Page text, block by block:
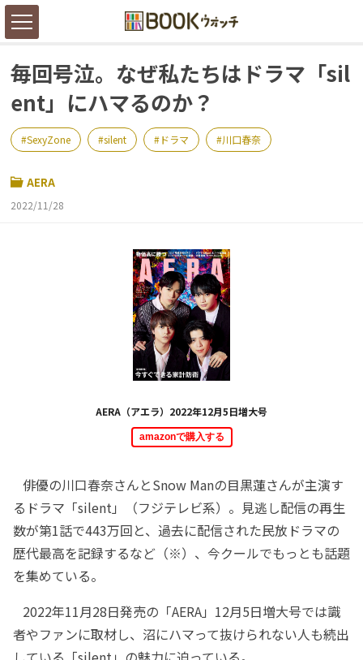
毎回号泣。なぜ私たちはドラマ「sil
ent」にハマるのか？
SexyZone silent ドラマ 川口春奈
AERA
2022/11/28
AERA（アエラ）2022年12月5日増大号
amazonで購入する
俳優の川口春奈さんとSnow Manの目黒蓮さんが主演す
るドラマ「silent」（フジテレビ系）。見逃し配信の再生
数が第1話で443万回と、過去に配信された民放ドラマの
歴代最高を記録するなど（※）、今クールでもっとも話題
を集めている。
2022年11月28日発売の「AERA」12月5日増大号では識
者やファンに取材し、沼にハマって抜けられない人も続出